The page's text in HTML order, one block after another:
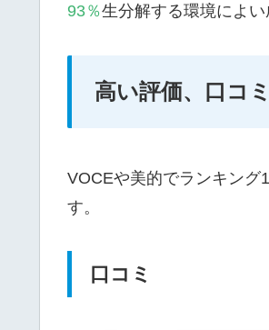
93％生分解する環境によい
高い評価、口コミ
VOCEや美的でランキング
す。
口コミ